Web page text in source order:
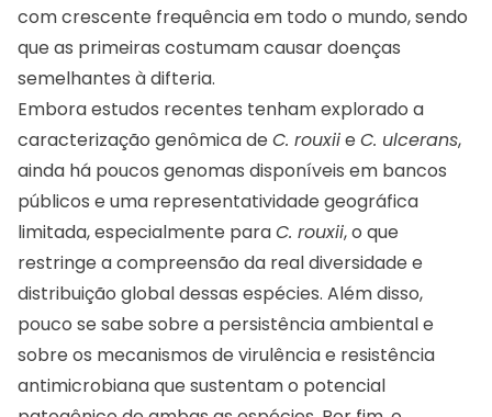
com crescente frequência em todo o mundo, sendo
que as primeiras costumam causar doenças
semelhantes à difteria.
Embora estudos recentes tenham explorado a
caracterização genômica de C. rouxiie C. ulcerans,
ainda há poucos genomas disponíveis em bancos
públicos e uma representatividade geográfica
limitada, especialmente paraC. rouxii, o que
restringe a compreensão da real diversidade e
distribuição global dessas espécies. Além disso,
pouco se sabe sobre a persistência ambiental e
sobre os mecanismos de virulência e resistência
antimicrobiana que sustentam o potencial